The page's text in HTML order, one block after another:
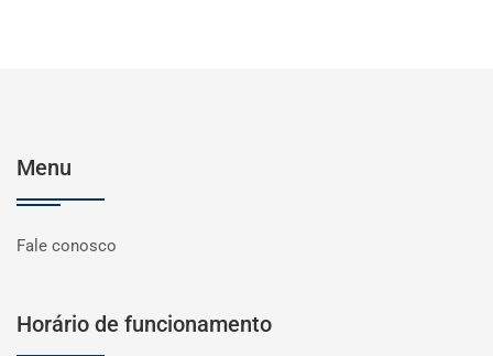
Menu
Fale conosco
Horário de funcionamento